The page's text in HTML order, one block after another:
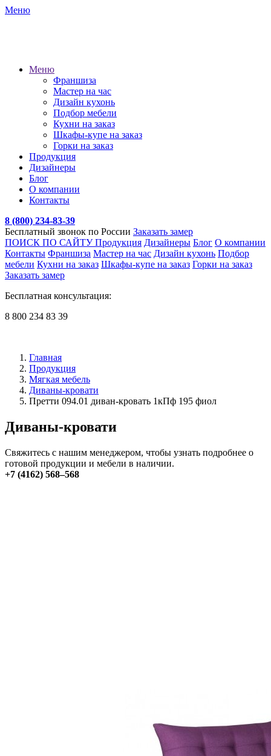
Меню
Меню
Франшиза
Мастер на час
Дизайн кухонь
Подбор мебели
Кухни на заказ
Шкафы-купе на заказ
Горки на заказ
Продукция
Дизайнеры
Блог
О компании
Контакты
8 (800) 234-83-39
Бесплатный звонок по России Заказать замер
ПОИСК ПО САЙТУПродукция Дизайнеры Блог О компании
Контакты Франшиза Мастер на час Дизайн кухонь Подбор
мебели Кухни на заказ Шкафы-купе на заказ Горки на заказ
Заказать замер
Бесплатная консультация:
8 800 234 83 39
Главная
Продукция
Мягкая мебель
Диваны-кровати
Претти 094.01 диван-кровать 1кПф 195 фиол
Диваны-кровати
Свяжитесь с нашим менеджером, чтобы узнать подробнее о
готовой продукции и мебели в наличии.
+7 (4162) 568–568